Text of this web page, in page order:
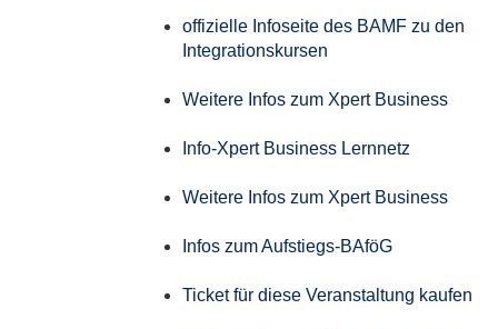
offizielle Infoseite des BAMF zu den
Integrationskursen
Weitere Infos zum Xpert Business
Info-Xpert Business Lernnetz
Weitere Infos zum Xpert Business
Infos zum Aufstiegs-BAföG
Ticket für diese Veranstaltung kaufen